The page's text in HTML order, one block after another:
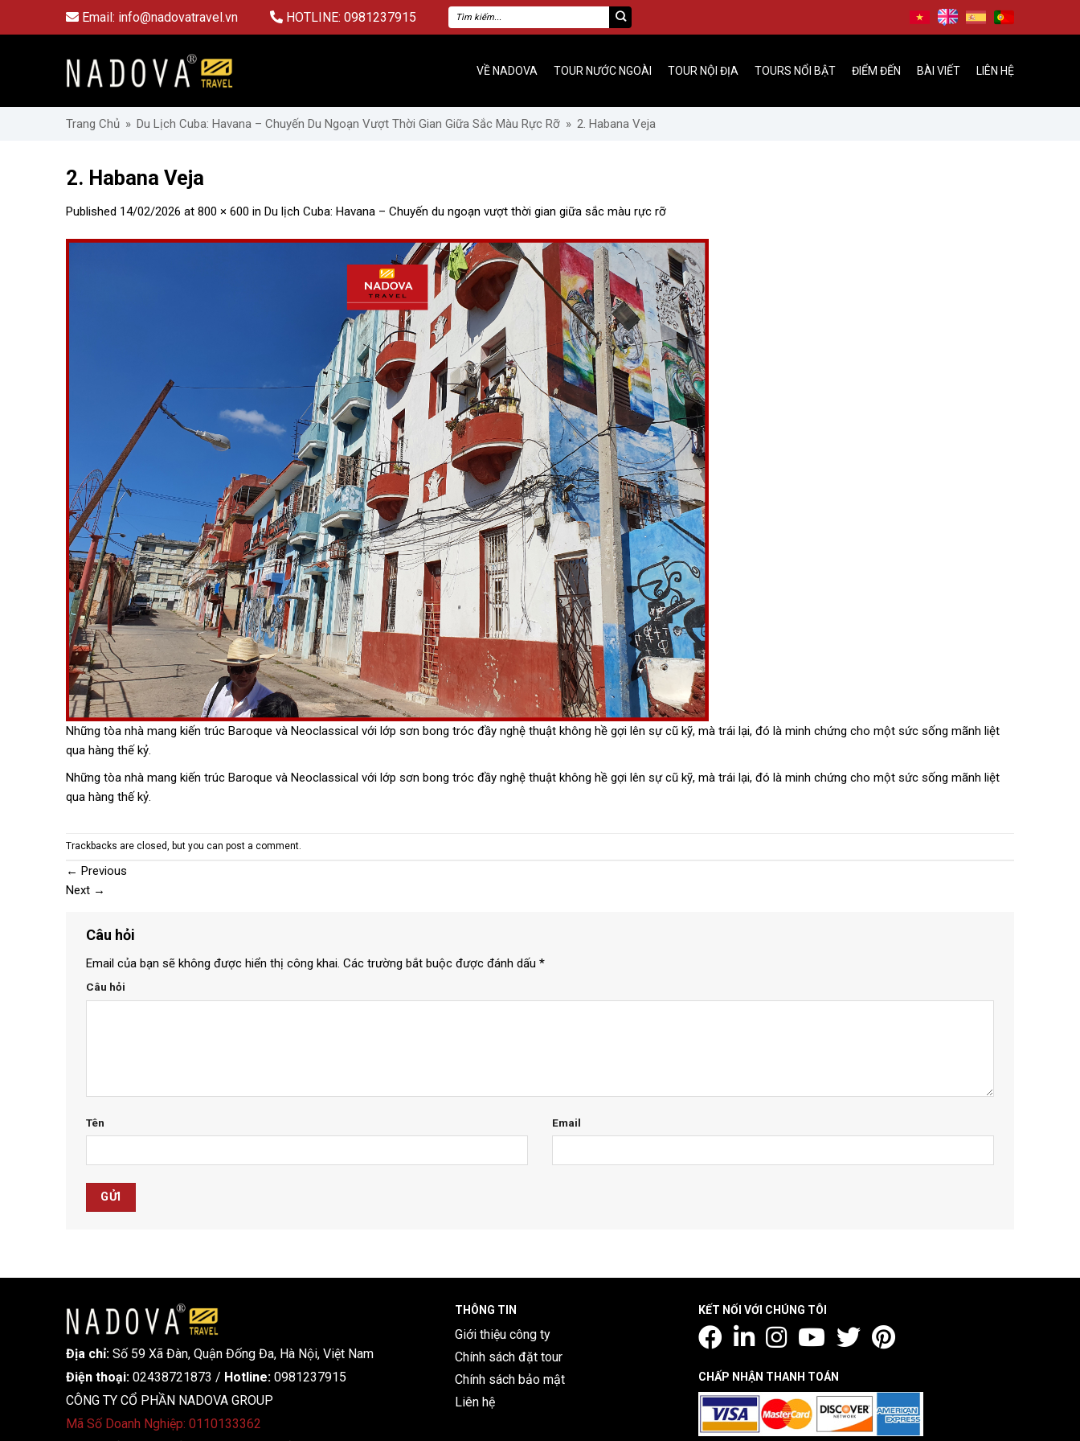
Email: info@nadovatravel.vn HOTLINE: 0981237915
VỀ NADOVA TOUR NƯỚC NGOÀI TOUR NỘI ĐỊA TOURS NỔI BẬT ĐIỂM ĐẾN BÀI VIẾT LIÊN HỆ
Trang Chủ » Du Lịch Cuba: Havana – Chuyến Du Ngoạn Vượt Thời Gian Giữa Sắc Màu Rực Rỡ » 2. Habana Veja
2. Habana Veja
Published 14/02/2026 at 800 × 600 in Du lịch Cuba: Havana – Chuyến du ngoạn vượt thời gian giữa sắc màu rực rỡ
Những tòa nhà mang kiến trúc Baroque và Neoclassical với lớp sơn bong tróc đầy nghệ thuật không hề gợi lên sự cũ kỹ, mà trái lại, đó là minh chứng cho một sức sống mãnh liệt
qua hàng thế kỷ.
Những tòa nhà mang kiến trúc Baroque và Neoclassical với lớp sơn bong tróc đầy nghệ thuật không hề gợi lên sự cũ kỹ, mà trái lại, đó là minh chứng cho một sức sống mãnh liệt
qua hàng thế kỷ.
Trackbacks are closed, but you can post a comment
← Previous
Next →
Câu hỏi
Email của bạn sẽ không được hiển thị công khai. Các trường bắt buộc được đánh dấu *
Câu hỏi
Tên Email
Địa chỉ: Số 59 Xã Đàn, Quận Đống Đa, ​​Hà Nội, Việt Nam
Điện thoại: 02438721873 / Hotline: 0981237915
CÔNG TY CỔ PHẦN NADOVA GROUP
Mã Số Doanh Nghiệp: 0110133362
THÔNG TIN
Giới thiệu công ty
Chính sách đặt tour
Chính sách bảo mật
Liên hệ
KẾT NỐI VỚI CHÚNG TÔI
CHẤP NHẬN THANH TOÁN